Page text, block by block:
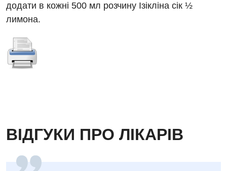
додати в кожні 500 мл розчину Ізікліна сік ½
лимона.
ВІДГУКИ ПРО ЛІКАРІВ